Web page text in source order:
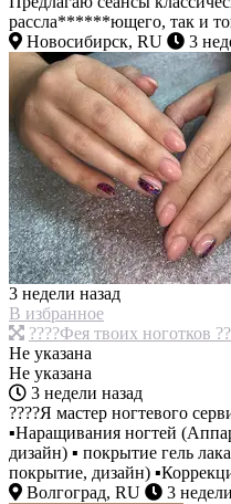
рассла******ющего, так и
Новосибирск, RU
3
3 недели назад
В избранное
????Фея твоих ноготков
Не указана
Не указана
3 недели назад
????Я мастер ногтевого
▪Наращивания ногтей
дизайн) ▪ покрытие гель
покрытие, дизайн)
Волгоград, RU
3